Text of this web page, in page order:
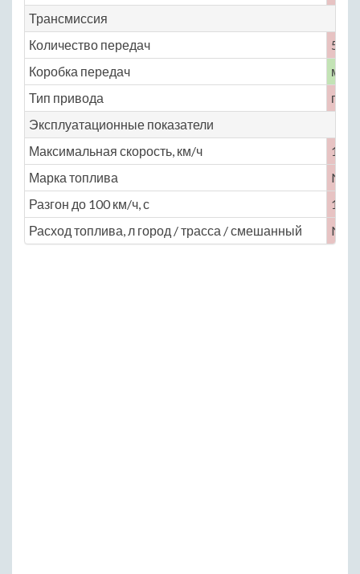
Трансмиссия
Количество передач
5
Коробка передач
Тип привода
Эксплуатационные показатели
Максимальная скорость, км/ч
175
Марка топлива
No
Разгон до 100 км/ч, с
10
Расход топлива, л город / трасса / смешанный
No